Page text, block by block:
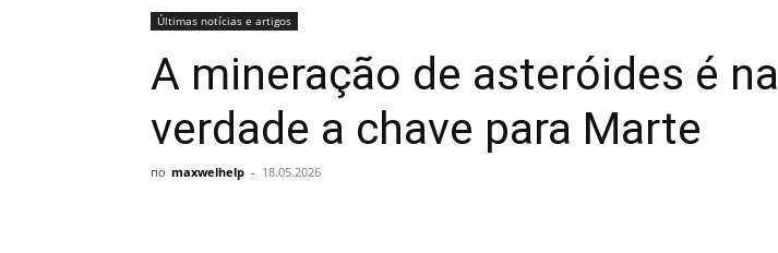
Últimas notícias e artigos
A mineração de asteróides é na
verdade a chave para Marte
по maxwelhelp - 18.05.2026